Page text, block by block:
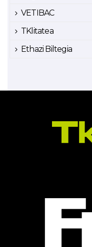
VETIBAC
TKlitatea
Ethazi Biltegia